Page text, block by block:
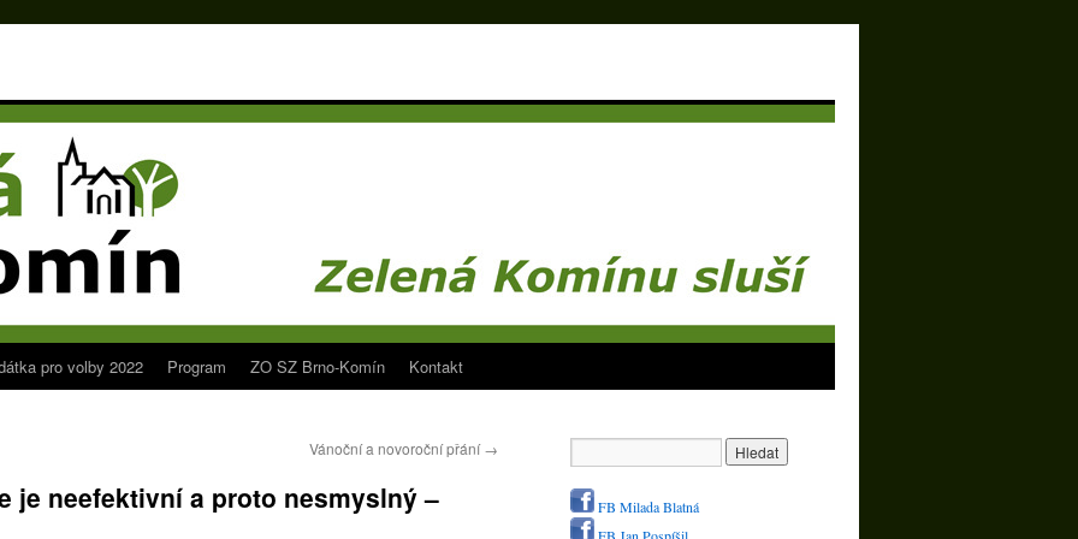
pro volby 2022 Program ZO SZ Brno-Komín Kontakt
Vánoční a novoroční přání→
je neefektivní a proto nesmyslný –
FB Milada Blatná